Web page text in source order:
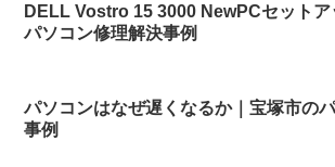
DELL Vostro 15 3000 NewPCセットア
パソコン修理解決事例
パソコンはなぜ遅くなるか｜宝塚市の
事例